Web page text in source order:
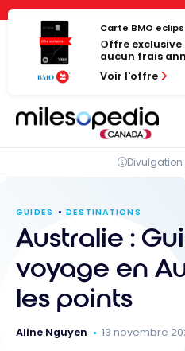
Panneau de gestion des
Passer
contenu
Carte BMO
Offre exclusive
aucun frais
Voir l'offre
GUIDES DESTINATIONS
Australie :
voyage en
les points
Aline Nguyen 13 novembre